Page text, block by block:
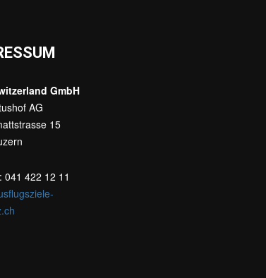
GmbH
AG
15
041 422 12 11